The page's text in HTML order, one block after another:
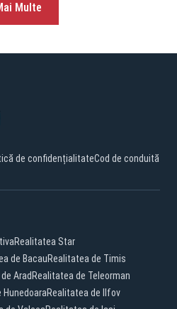
Multe
de confidențialitateCod de conduită
Realitatea Star
de BacauRealitatea de Timis
Arad Realitatea de Teleorman
HunedoaraRealitatea de Ilfov